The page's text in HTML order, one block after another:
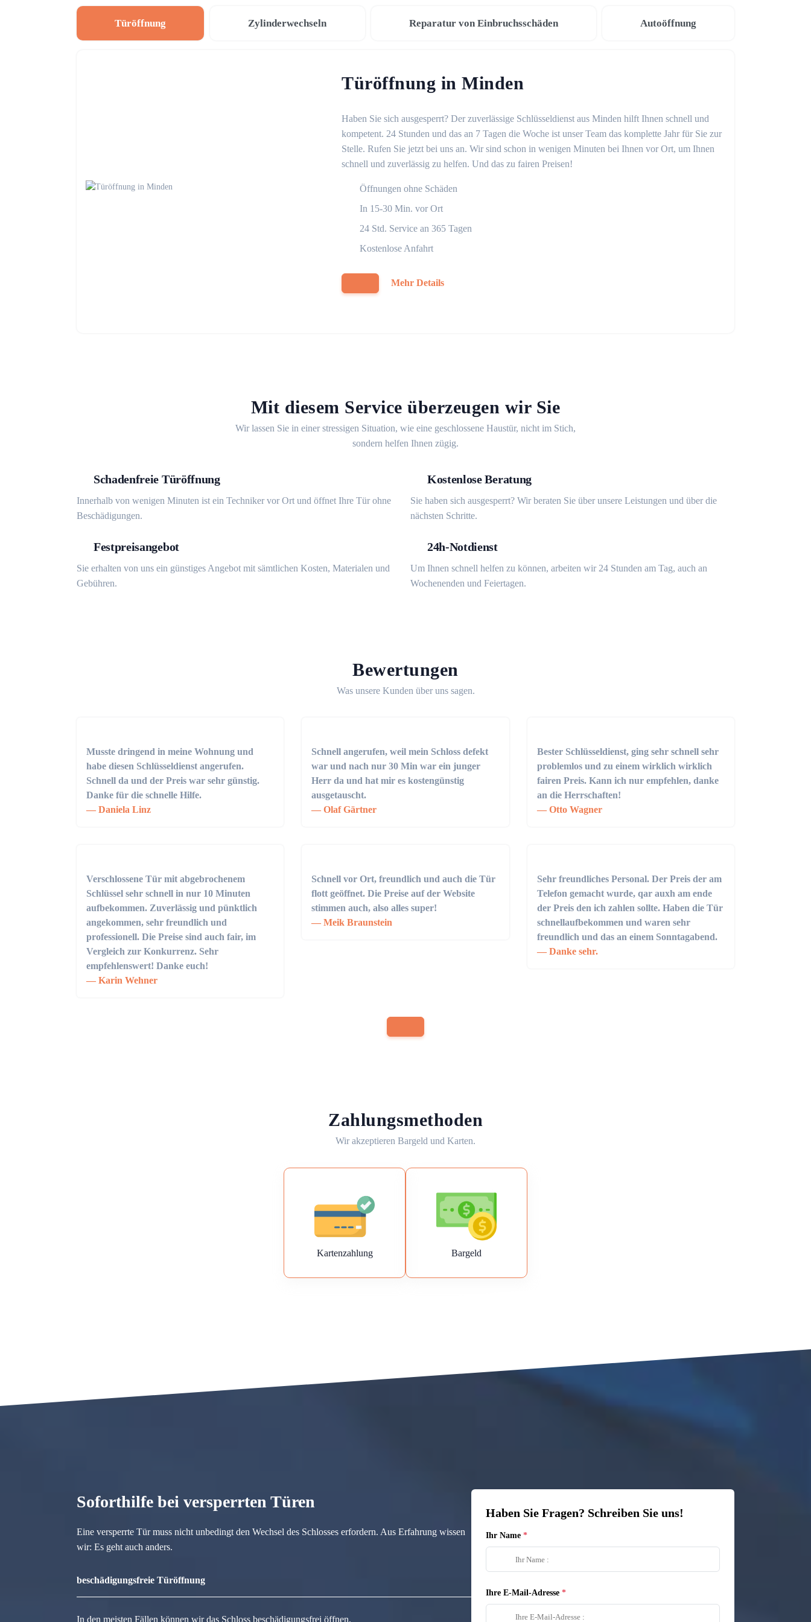
Türöffnung Zylinderwechseln Reparatur von Einbruchsschäden Autoöffnung
Türöffnung in Minden
Haben Sie sich ausgesperrt? Der zuverlässige Schlüsseldienst aus Minden hilft Ihnen schnell und
kompetent. 24 Stunden und das an 7 Tagen die Woche ist unser Team das komplette Jahr für Sie zur
Stelle. Rufen Sie jetzt bei uns an. Wir sind schon in wenigen Minuten bei Ihnen vor Ort, um Ihnen
schnell und zuverlässig zu helfen. Und das zu fairen Preisen!
Öffnungen ohne Schäden
In 15-30 Min. vor Ort
24 Std. Service an 365 Tagen
Kostenlose Anfahrt
Mehr Details
Mit diesem Service überzeugen wir Sie
Wir lassen Sie in einer stressigen Situation, wie eine geschlossene Haustür, nicht im Stich,
sondern helfen Ihnen zügig.
Schadenfreie Türöffnung
Innerhalb von wenigen Minuten ist ein Techniker vor Ort und öffnet Ihre Tür ohne
Beschädigungen.
Kostenlose Beratung
Sie haben sich ausgesperrt? Wir beraten Sie über unsere Leistungen und über die
nächsten Schritte.
Festpreisangebot
Sie erhalten von uns ein günstiges Angebot mit sämtlichen Kosten, Materialen und
Gebühren.
24h-Notdienst
Um Ihnen schnell helfen zu können, arbeiten wir 24 Stunden am Tag, auch an
Wochenenden und Feiertagen.
Bewertungen
Was unsere Kunden über uns sagen.
Musste dringend in meine Wohnung und
habe diesen Schlüsseldienst angerufen.
Schnell da und der Preis war sehr günstig.
Danke für die schnelle Hilfe.
Daniela Linz
Schnell angerufen, weil mein Schloss defekt
war und nach nur 30 Min war ein junger
Herr da und hat mir es kostengünstig
ausgetauscht.
Olaf Gärtner
Bester Schlüsseldienst, ging sehr schnell sehr
problemlos und zu einem wirklich wirklich
fairen Preis. Kann ich nur empfehlen, danke
an die Herrschaften!
Otto Wagner
Verschlossene Tür mit abgebrochenem
Schlüssel sehr schnell in nur 10 Minuten
aufbekommen. Zuverlässig und pünktlich
angekommen, sehr freundlich und
professionell. Die Preise sind auch fair, im
Vergleich zur Konkurrenz. Sehr
empfehlenswert! Danke euch!
Karin Wehner
Schnell vor Ort, freundlich und auch die Tür
flott geöffnet. Die Preise auf der Website
stimmen auch, also alles super!
Meik Braunstein
Sehr freundliches Personal. Der Preis der am
Telefon gemacht wurde, qar auxh am ende
der Preis den ich zahlen sollte. Haben die Tür
schnellaufbekommen und waren sehr
freundlich und das an einem Sonntagabend.
Danke sehr.
Zahlungsmethoden
Wir akzeptieren Bargeld und Karten.
Kartenzahlung Bargeld
Soforthilfe bei versperrten Türen
Eine versperrte Tür muss nicht unbedingt den Wechsel des Schlosses erfordern. Aus Erfahrung wissen
wir: Es geht auch anders.
beschädigungsfreie Türöffnung
In den meisten Fällen können wir das Schloss beschädigungsfrei öffnen.
Haben Sie Fragen? Schreiben Sie uns!
Ihr Name
Ihre E-Mail-Adresse